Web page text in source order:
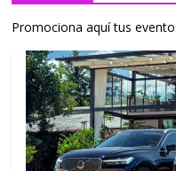
Promociona aquí tus